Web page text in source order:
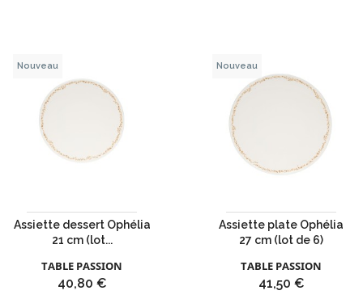
Assiette dessert Ophélia
21 cm (lot...
TABLE PASSION
Prix
40,80 €
Nouveau
Assiette plate Ophélia
27 cm (lot de 6)
TABLE PASSION
Prix
41,50 €
Nouveau